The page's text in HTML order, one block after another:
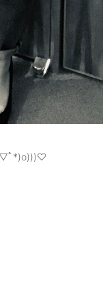
▽ﾟ*)o)))♡